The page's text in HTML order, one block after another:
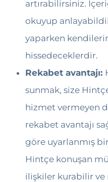
artırabilirsiniz.
okuyup
yaparken
hissedeceklerdir.
Rekabet avantajı:
sunmak, size
hizmet vermeyen
rekabet avantajı
göre uyarlanmış
Hintçe konuşan
ilişkiler kurabilir ve